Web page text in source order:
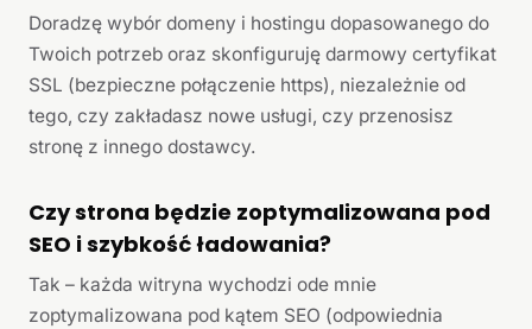
Doradzę wybór domeny i hostingu dopasowanego do
Twoich potrzeb oraz skonfiguruję darmowy certyfikat
SSL (bezpieczne połączenie https), niezależnie od
tego, czy zakładasz nowe usługi, czy przenosisz
stronę z innego dostawcy.
Czy strona będzie zoptymalizowana pod
SEO i szybkość ładowania?
Tak – każda witryna wychodzi ode mnie
zoptymalizowana pod kątem SEO (odpowiednia